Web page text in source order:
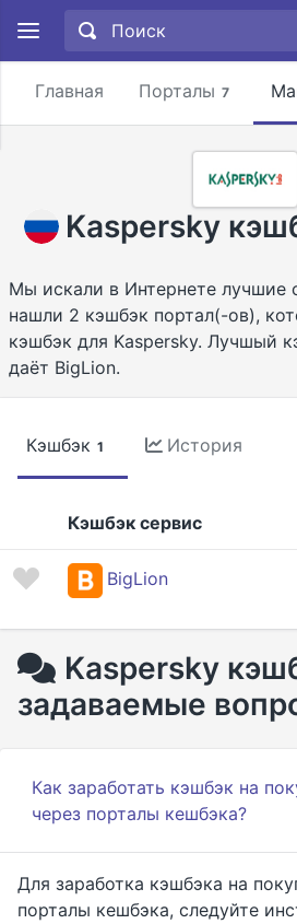
Главная Порталы 7
Kaspersky
Мы искали в Интернете лучшие
нашли 2 кэшбэк портал(-ов),
кэшбэк для Kaspersky. Лучшый
даёт BigLion.
Кэшбэк 1 История
Кэшбэк сервис
BigLion
Kaspersky
задаваемые
Как заработать кэшбэк на
через порталы кешбэка?
Для заработка кэшбэка на
порталы кешбэка, следуйте